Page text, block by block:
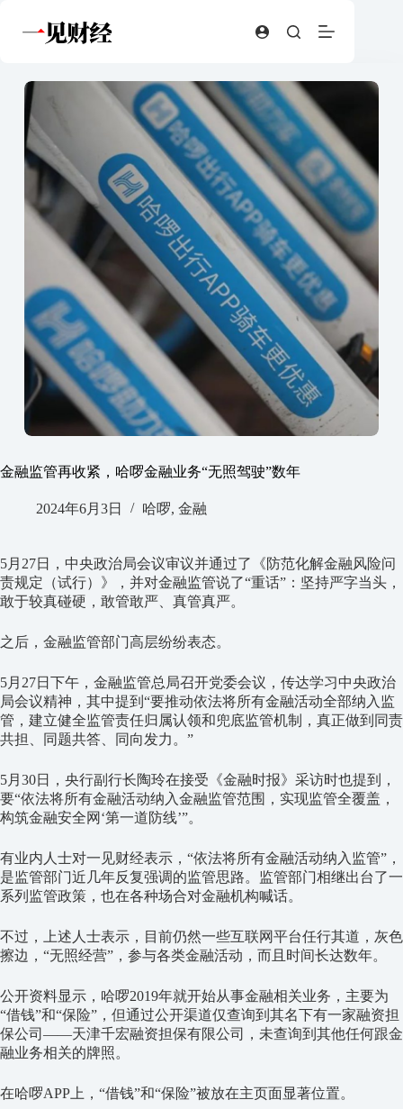
金融监管再收紧，哈啰金融业务“无照驾驶”数年
2024年6月3日 哈啰, 金融
5月27日，中央政治局会议审议并通过了《防范化解金融风险问
责规定（试行）》，并对金融监管说了“重话”：坚持严字当头，
敢于较真碰硬，敢管敢严、真管真严。
之后，金融监管部门高层纷纷表态。
5月27日下午，金融监管总局召开党委会议，传达学习中央政治
局会议精神，其中提到“要推动依法将所有金融活动全部纳入监
管，建立健全监管责任归属认领和兜底监管机制，真正做到同责
共担、同题共答、同向发力。”
5月30日，央行副行长陶玲在接受《金融时报》采访时也提到，
要“依法将所有金融活动纳入金融监管范围，实现监管全覆盖，
构筑金融安全网‘第一道防线’”。
有业内人士对一见财经表示，“依法将所有金融活动纳入监管”，
是监管部门近几年反复强调的监管思路。监管部门相继出台了一
系列监管政策，也在各种场合对金融机构喊话。
不过，上述人士表示，目前仍然一些互联网平台任行其道，灰色
擦边，“无照经营”，参与各类金融活动，而且时间长达数年。
公开资料显示，哈啰2019年就开始从事金融相关业务，主要为
“借钱”和“保险”，但通过公开渠道仅查询到其名下有一家融资担
保公司——天津千宏融资担保有限公司，未查询到其他任何跟金
融业务相关的牌照。
在哈啰APP上，“借钱”和“保险”被放在主页面显著位置。